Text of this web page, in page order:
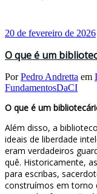
20 de fevereiro de 2026
O que é um
PorPedro Andretta em
FundamentosDaCI
O que é um
Além disso, a
ideais de liberdade
eram verdadeiros
quê. Historicamente,
para escribas,
construímos em torno